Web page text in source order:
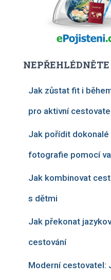
NEPŘEHLÉDNĚTE
Jak zůstat fit i
pro aktivní
Jak pořídit
fotografie pomocí
Jak kombinovat
s dětmi
Jak překonat
cestování
Moderní cestovatel: